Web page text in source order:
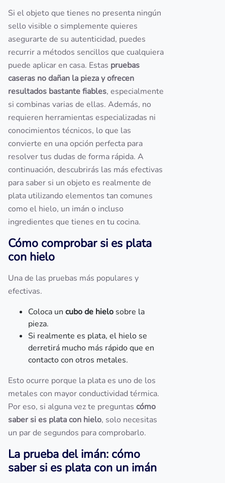
Si el objeto que tienes no presenta ningún
sello visible o simplemente quieres
asegurarte de su autenticidad, puedes
recurrir a métodos sencillos que cualquiera
puede aplicar en casa. Estas pruebas
caseras no dañan la pieza y ofrecen
resultados bastante fiables, especialmente
si combinas varias de ellas. Además, no
requieren herramientas especializadas ni
conocimientos técnicos, lo que las
convierte en una opción perfecta para
resolver tus dudas de forma rápida. A
continuación, descubrirás las más efectivas
para saber si un objeto es realmente de
plata utilizando elementos tan comunes
como el hielo, un imán o incluso
ingredientes que tienes en tu cocina.
Cómo comprobar si es plata
con hielo
Una de las pruebas más populares y
efectivas.
Coloca un cubo de hielo sobre la
pieza.
Si realmente es plata, el hielo se
derretirá mucho más rápido que en
contacto con otros metales.
Esto ocurre porque la plata es uno de los
metales con mayor conductividad térmica.
Por eso, si alguna vez te preguntas cómo
saber si es plata con hielo, solo necesitas
un par de segundos para comprobarlo.
La prueba del imán: cómo
saber si es plata con un imán